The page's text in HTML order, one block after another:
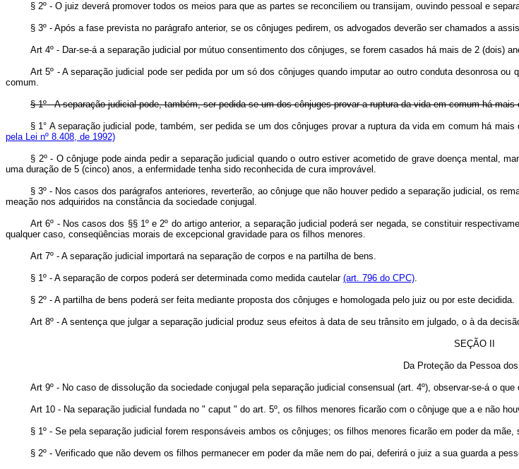
§ 2º - O juiz deverá promover todos os meios para que as partes se reconciliem ou transijam, ouvindo pessoal e
§ 3º - Após a fase prevista no parágrafo anterior, se os cônjuges pedirem, os advogados deverão ser chamados a
Art 4º - Dar-se-á a separação judicial por mútuo consentimento dos cônjuges, se forem casados há mais de 2 (dois)
Art 5º - A separação judicial pode ser pedida por um só dos cônjuges quando imputar ao outro conduta desonrosa
comum.
§ 1º - A separação judicial pode, também, ser pedida se um dos cônjuges provar a ruptura da vida em comum há
§ 1° A separação judicial pode, também, ser pedida se um dos cônjuges provar a ruptura da vida em
pela Lei nº 8.408, de 1992)
§ 2º - O cônjuge pode ainda pedir a separação judicial quando o outro estiver acometido de grave doença mental,
uma duração de 5 (cinco) anos, a enfermidade tenha sido reconhecida de cura improvável.
§ 3º - Nos casos dos parágrafos anteriores, reverterão, ao cônjuge que não houver pedido a separação judicial, os
meação nos adquiridos na constância da sociedade conjugal.
Art 6º - Nos casos dos §§ 1º e 2º do artigo anterior, a separação judicial poderá ser negada, se constituir
qualquer caso, conseqüências morais de excepcional gravidade para os filhos menores.
Art 7º - A separação judicial importará na separação de corpos e na partilha de bens.
§ 1º - A separação de corpos poderá ser determinada como medida cautelar (art. 796 do CPC).
§ 2º - A partilha de bens poderá ser feita mediante proposta dos cônjuges e homologada pelo juiz ou por este decidida.
Art 8º - A sentença que julgar a separação judicial produz seus efeitos à data de seu trânsito em julgado, o à da
SEÇÃO II
Da Proteção da Pessoa
Art 9º - No caso de dissolução da sociedade conjugal pela separação judicial consensual (art. 4º), observar-se-á o
Art 10 - Na separação judicial fundada no " caput " do art. 5º, os filhos menores ficarão com o cônjuge que a e não
§ 1º - Se pela separação judicial forem responsáveis ambos os cônjuges; os filhos menores ficarão em poder da
§ 2º - Verificado que não devem os filhos permanecer em poder da mãe nem do pai, deferirá o juiz a sua guarda a